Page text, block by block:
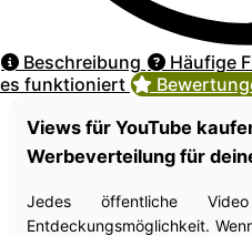
Beschreibung Häufige
es funktioniert
Views für YouTube
Werbeverteilung für
Jedes öffentliche
Entdeckungsmöglichkeit.